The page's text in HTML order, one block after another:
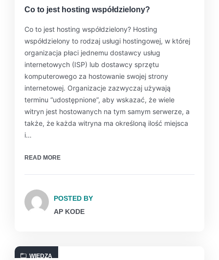
Co to jest hosting współdzielony?
Co to jest hosting współdzielony? Hosting
współdzielony to rodzaj usługi hostingowej, w której
organizacja płaci jednemu dostawcy usług
internetowych (ISP) lub dostawcy sprzętu
komputerowego za hostowanie swojej strony
internetowej. Organizacje zazwyczaj używają
terminu “udostępnione”, aby wskazać, że wiele
witryn jest hostowanych na tym samym serwerze, a
także, że każda witryna ma określoną ilość miejsca
i…
READ MORE
POSTED BY
AP KODE
WIEDZA